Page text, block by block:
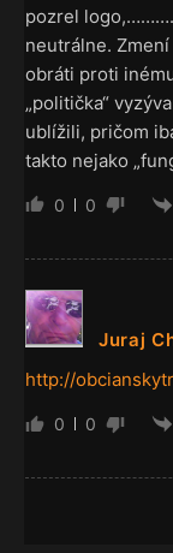
pozrel
neutrálne.
obráti proti
„politička“
ublížili, pričom
takto nejako
0 0
Juraj
http://
0 0